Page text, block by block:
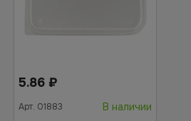
5.86 ₽
Арт. 01883
В наличии